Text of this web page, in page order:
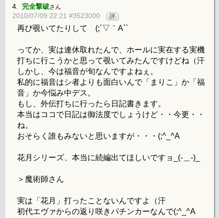
4. 完全撃破さん
2010/07/09 22:21 #3523000 評
再び覗いてたりして (;´▽｀A``
ってか、実は連休取れたんで、ホールに実在する実機
打ちに行こうかと思って覗いてみたんですけどね（汗
しかし、今は福音が旬なんですよねぇ。
私的に福音はシ者よりも面白いんで「まりこ」か「福
音」か今悩み中デス。
もし、外伝打ちに行ったら日記書きます。
本当はココで日記は御法度でしょうけど・・今更・・
ね。
おそらく誰もみないと思いますが・・・(;^_^A
花月シリーズ、本当に続編出てほしいですョ_(-＿-)_
＞魔術師さん
実は「花月」打ったことないんですよ（汗
初代エヴァからの返り咲きパチンカーなんで(;^_^A